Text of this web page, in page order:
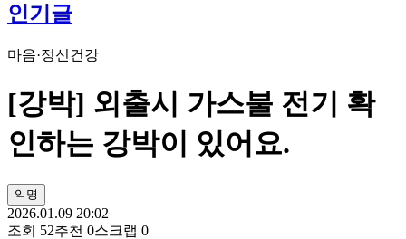
인기글
마음·정신건강
[강박] 외출시 가스불 전기 확
인하는 강박이 있어요.
익명
2026.01.09 20:02
조회 52추천 0스크랩 0